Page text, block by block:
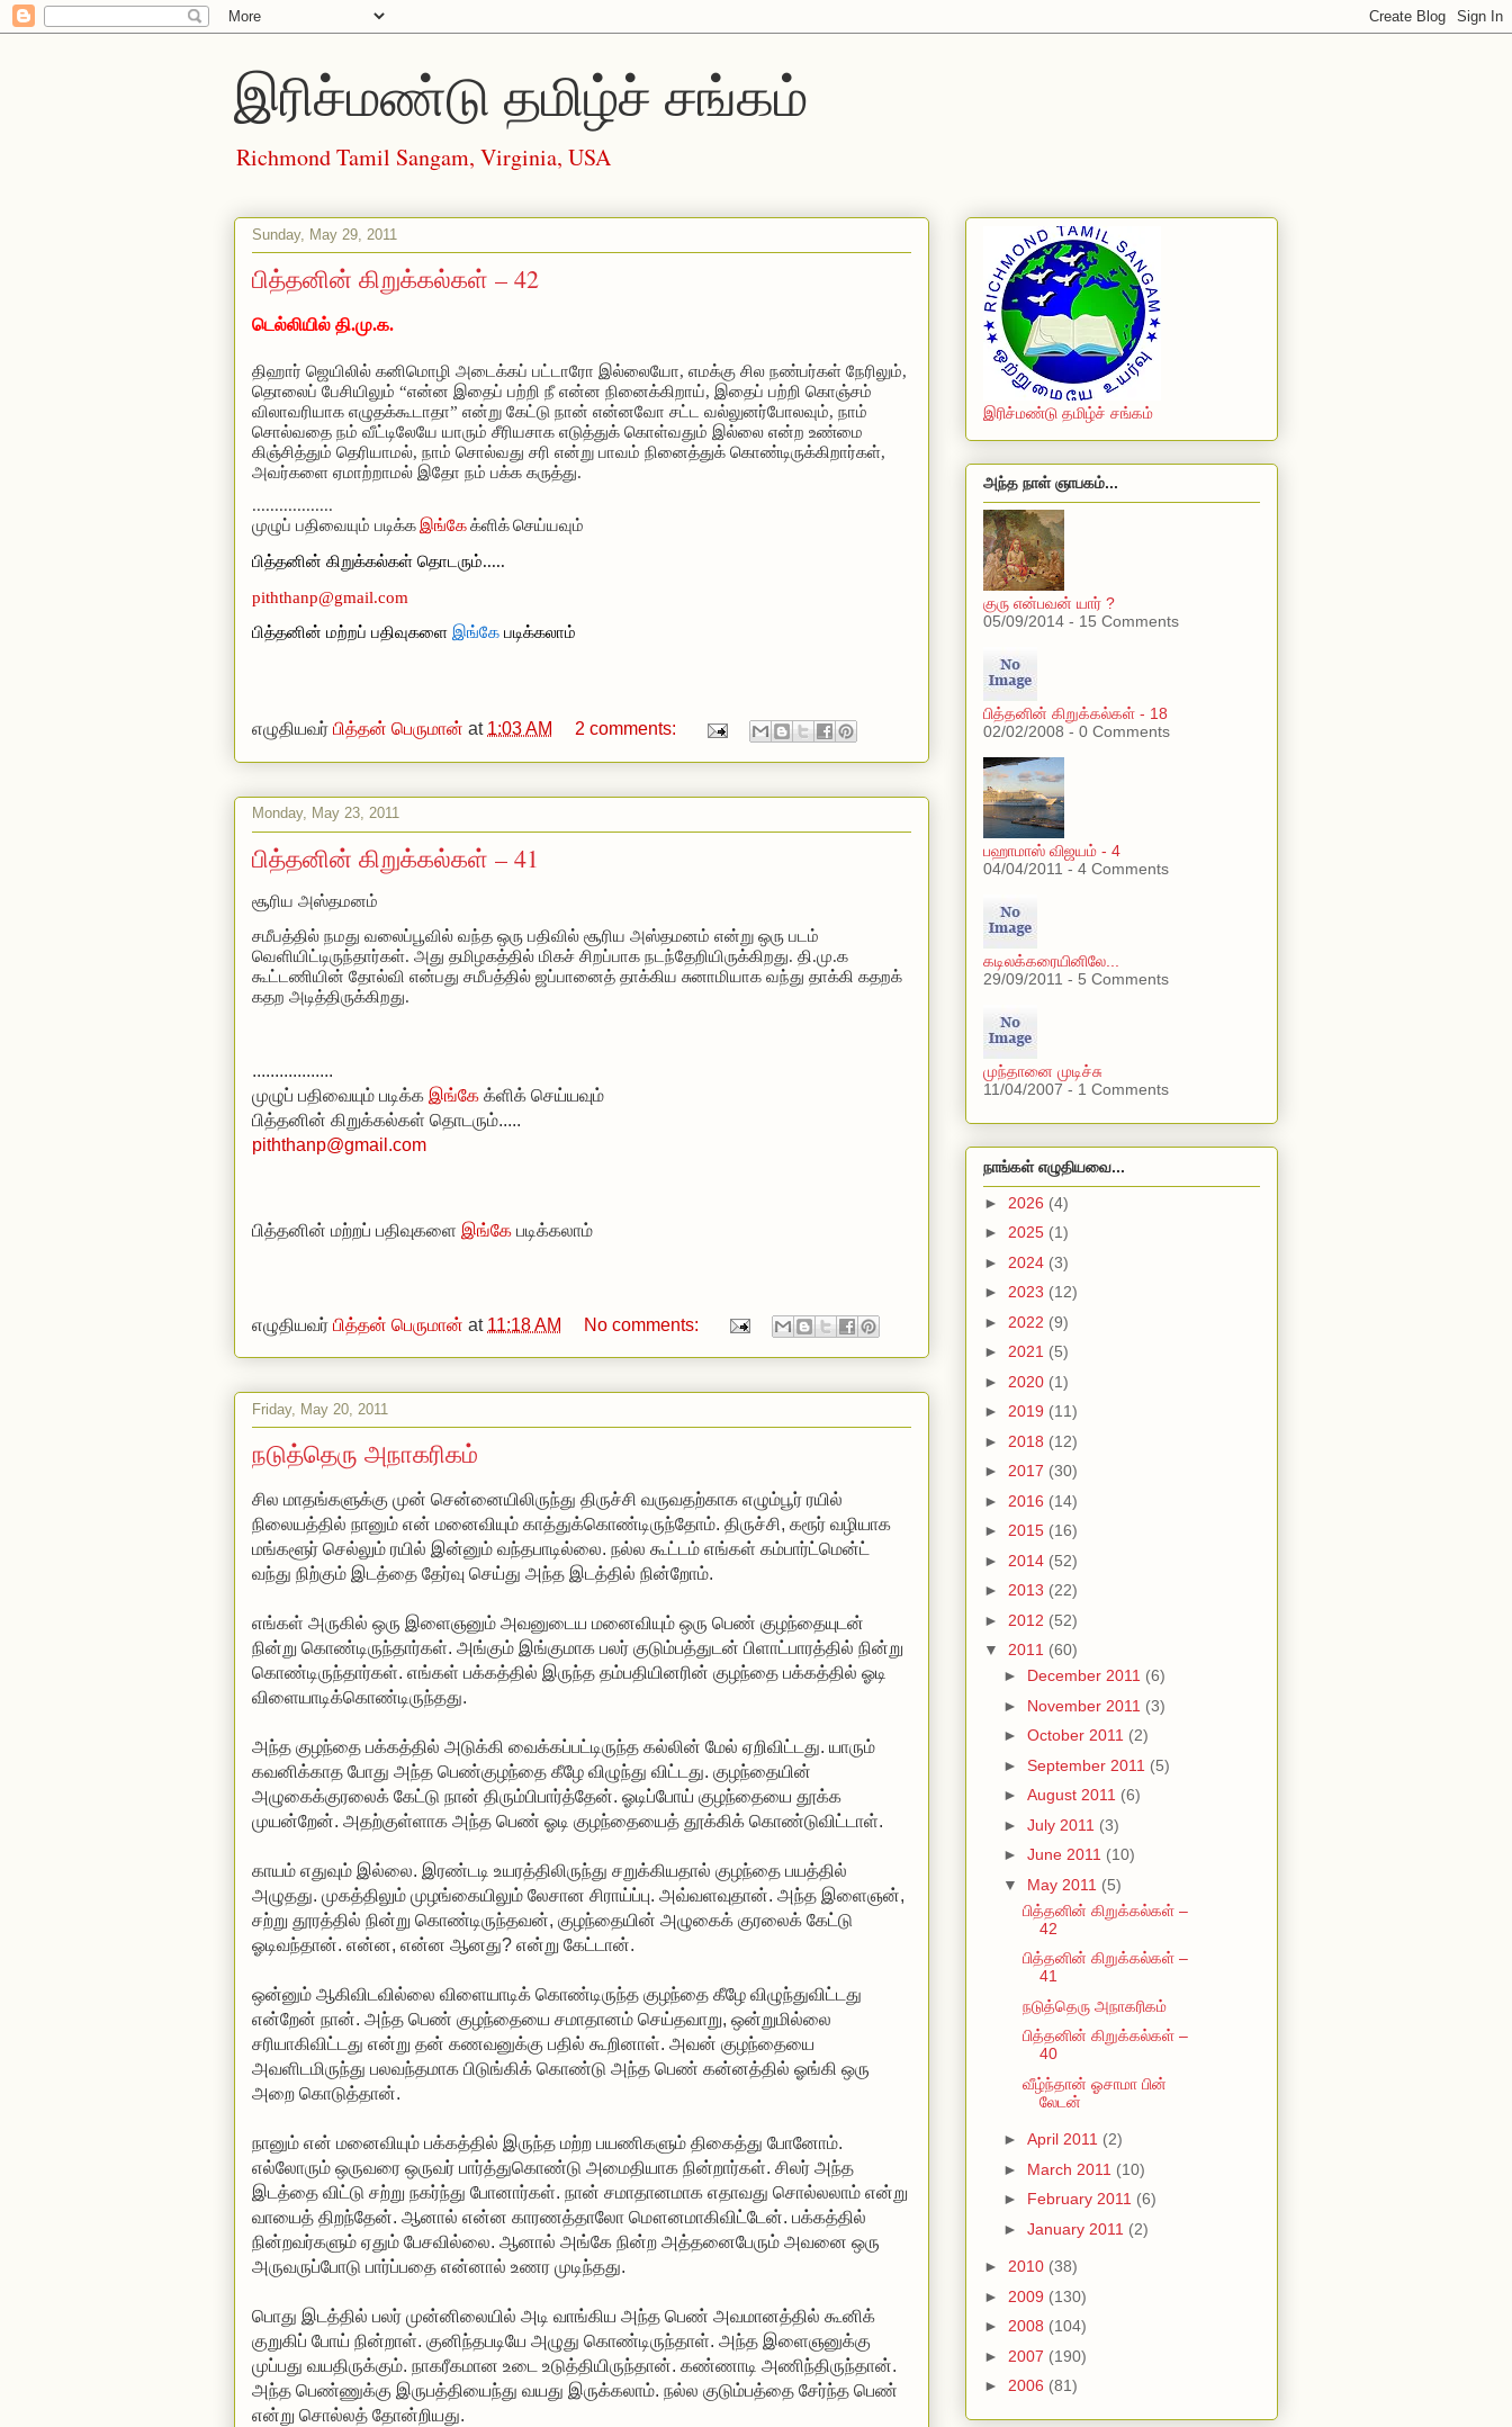
இரிச்மண்டு தமிழ்ச் சங்கம்
Richmond Tamil Sangam, Virginia, USA
Sunday, May 29, 2011
பித்தனின் கிறுக்கல்கள் – 42
டெல்லியில் தி.மு.க.
திஹார் ஜெயிலில் கனிமொழி அடைக்கப் பட்டாரோ இல்லையோ, எமக்கு சில நண்பர்கள் நேரிலும்,
தொலைப் பேசியிலும் “என்ன இதைப் பற்றி நீ என்ன நினைக்கிறாய், இதைப் பற்றி கொஞ்சம்
விலாவரியாக எழுதக்கூடாதா” என்று கேட்டு நான் என்னவோ சட்ட வல்லுனர்போலவும், நாம்
சொல்வதை நம் வீட்டிலேயே யாரும் சீரியசாக எடுத்துக் கொள்வதும் இல்லை என்ற உண்மை
கிஞ்சித்தும் தெரியாமல், நாம் சொல்வது சரி என்று பாவம் நினைத்துக் கொண்டிருக்கிறார்கள்,
அவர்களை ஏமாற்றாமல் இதோ நம் பக்க கருத்து.
..................
முழுப் பதிவையும் படிக்கஇங்கேக்ளிக்செய்யவும்
பித்தனின் கிறுக்கல்கள் தொடரும்.....
piththanp@gmail.com
பித்தனின் மற்றப் பதிவுகளை இங்கே படிக்கலாம்
எழுதியவர் பித்தன் பெருமான் at 1:03 AM 2 comments:
Monday, May 23, 2011
பித்தனின் கிறுக்கல்கள் – 41
சூரிய அஸ்தமனம்
சமீபத்தில் நமது வலைப்பூவில் வந்த ஒரு பதிவில் சூரிய அஸ்தமனம் என்று ஒரு படம்
வெளியிட்டிருந்தார்கள். அது தமிழகத்தில் மிகச் சிறப்பாக நடந்தேறியிருக்கிறது. தி.மு.க
கூட்டணியின் தோல்வி என்பது சமீபத்தில் ஜப்பானைத் தாக்கிய சுனாமியாக வந்து தாக்கி கதறக்
கதற அடித்திருக்கிறது.
..................
முழுப் பதிவையும் படிக்க இங்கே க்ளிக் செய்யவும்
பித்தனின் கிறுக்கல்கள் தொடரும்.....
piththanp@gmail.com
பித்தனின் மற்றப் பதிவுகளை இங்கே படிக்கலாம்
எழுதியவர் பித்தன் பெருமான் at 11:18 AM No comments:
Friday, May 20, 2011
நடுத்தெரு அநாகரிகம்
சில மாதங்களுக்கு முன் சென்னையிலிருந்து திருச்சி வருவதற்காக எழும்பூர் ரயில்
நிலையத்தில் நானும் என் மனைவியும் காத்துக்கொண்டிருந்தோம். திருச்சி, கரூர் வழியாக
மங்களூர் செல்லும் ரயில் இன்னும் வந்தபாடில்லை. நல்ல கூட்டம் எங்கள் கம்பார்ட்மென்ட்
வந்து நிற்கும் இடத்தை தேர்வு செய்து அந்த இடத்தில் நின்றோம்.
எங்கள் அருகில் ஒரு இளைஞனும் அவனுடைய மனைவியும் ஒரு பெண் குழந்தையுடன்
நின்று கொண்டிருந்தார்கள். அங்கும் இங்குமாக பலர் குடும்பத்துடன் பிளாட்பாரத்தில் நின்று
கொண்டிருந்தார்கள். எங்கள் பக்கத்தில் இருந்த தம்பதியினரின் குழந்தை பக்கத்தில் ஓடி
விளையாடிக்கொண்டிருந்தது.
அந்த குழந்தை பக்கத்தில் அடுக்கி வைக்கப்பட்டிருந்த கல்லின் மேல் ஏறிவிட்டது. யாரும்
கவனிக்காத போது அந்த பெண்குழந்தை கீழே விழுந்து விட்டது. குழந்தையின்
அழுகைக்குரலைக் கேட்டு நான் திரும்பிபார்த்தேன். ஓடிப்போய் குழந்தையை தூக்க
முயன்றேன். அதற்குள்ளாக அந்த பெண் ஓடி குழந்தையைத் தூக்கிக் கொண்டுவிட்டாள்.
காயம் எதுவும் இல்லை. இரண்டடி உயரத்திலிருந்து சறுக்கியதால் குழந்தை பயத்தில்
அழுதது. முகத்திலும் முழங்கையிலும் லேசான சிராய்ப்பு. அவ்வளவுதான். அந்த இளைஞன்,
சற்று தூரத்தில் நின்று கொண்டிருந்தவன், குழந்தையின் அழுகைக் குரலைக் கேட்டு
ஓடிவந்தான். என்ன, என்ன ஆனது? என்று கேட்டான்.
ஒன்னும் ஆகிவிடவில்லை விளையாடிக் கொண்டிருந்த குழந்தை கீழே விழுந்துவிட்டது
என்றேன் நான். அந்த பெண் குழந்தையை சமாதானம் செய்தவாறு, ஒன்றுமில்லை
சரியாகிவிட்டது என்று தன் கணவனுக்கு பதில் கூறினாள். அவன் குழந்தையை
அவளிடமிருந்து பலவந்தமாக பிடுங்கிக் கொண்டு அந்த பெண் கன்னத்தில் ஓங்கி ஒரு
அறை கொடுத்தான்.
நானும் என் மனைவியும் பக்கத்தில் இருந்த மற்ற பயணிகளும் திகைத்து போனோம்.
எல்லோரும் ஒருவரை ஒருவர் பார்த்துகொண்டு அமைதியாக நின்றார்கள். சிலர் அந்த
இடத்தை விட்டு சற்று நகர்ந்து போனார்கள். நான் சமாதானமாக எதாவது சொல்லலாம் என்று
வாயைத் திறந்தேன். ஆனால் என்ன காரணத்தாலோ மௌனமாகிவிட்டேன். பக்கத்தில்
நின்றவர்களும் ஏதும் பேசவில்லை. ஆனால் அங்கே நின்ற அத்தனைபேரும் அவனை ஒரு
அருவருப்போடு பார்ப்பதை என்னால் உணர முடிந்தது.
பொது இடத்தில் பலர் முன்னிலையில் அடி வாங்கிய அந்த பெண் அவமானத்தில் கூனிக்
குறுகிப் போய் நின்றாள். குனிந்தபடியே அழுது கொண்டிருந்தாள். அந்த இளைஞனுக்கு
முப்பது வயதிருக்கும். நாகரீகமான உடை உடுத்தியிருந்தான். கண்ணாடி அணிந்திருந்தான்.
அந்த பெண்ணுக்கு இருபத்தியைந்து வயது இருக்கலாம். நல்ல குடும்பத்தை சேர்ந்த பெண்
என்று சொல்லத் தோன்றியது.
இரிச்மண்டு தமிழ்ச் சங்கம்
அந்த நாள் ஞாபகம்...
குரு என்பவன் யார் ?
05/09/2014 - 15 Comments
பித்தனின் கிறுக்கல்கள் - 18
02/02/2008 - 0 Comments
பஹாமாஸ் விஜயம் - 4
04/04/2011 - 4 Comments
கடிலக்கரையினிலே...
29/09/2011 - 5 Comments
முந்தானை முடிச்சு
11/04/2007 - 1 Comments
நாங்கள் எழுதியவை...
► 2026 (4)
► 2025 (1)
► 2024 (3)
► 2023 (12)
► 2022 (9)
► 2021 (5)
► 2020 (1)
► 2019 (11)
► 2018 (12)
► 2017 (30)
► 2016 (14)
► 2015 (16)
► 2014 (52)
► 2013 (22)
► 2012 (52)
▼ 2011 (60)
► December 2011 (6)
► November 2011 (3)
► October 2011 (2)
► September 2011 (5)
► August 2011 (6)
► July 2011 (3)
► June 2011 (10)
▼ May 2011 (5)
பித்தனின் கிறுக்கல்கள் –
42
பித்தனின் கிறுக்கல்கள் –
41
நடுத்தெரு அநாகரிகம்
பித்தனின் கிறுக்கல்கள் –
40
வீழ்ந்தான் ஓசாமா பின்
லேடன்
► April 2011 (2)
► March 2011 (10)
► February 2011 (6)
► January 2011 (2)
► 2010 (38)
► 2009 (130)
► 2008 (104)
► 2007 (190)
► 2006 (81)